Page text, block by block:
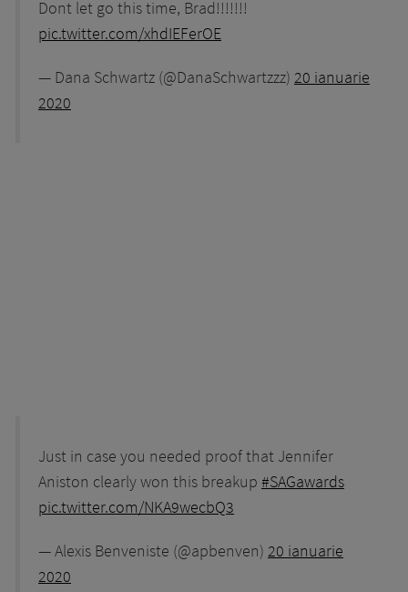
Dont let go this time, Brad!!!!!!!
pic.twitter.com/xhdIEFerOE
— Dana Schwartz (@DanaSchwartzzz) 20 ianuarie
2020
Just in case you needed proof that Jennifer
Aniston clearly won this breakup #SAGawards
pic.twitter.com/NKA9wecbQ3
— Alexis Benveniste (@apbenven) 20 ianuarie
2020